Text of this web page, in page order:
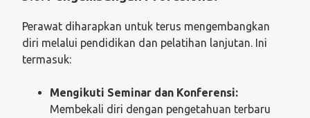
Perawat diharapkan untuk terus mengembangkan
diri melalui pendidikan dan pelatihan lanjutan. Ini
termasuk:
Mengikuti Seminar dan Konferensi:
Membekali diri dengan pengetahuan terbaru